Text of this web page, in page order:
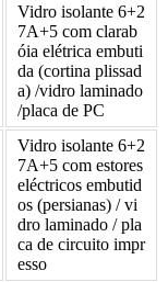
Vidro isolante 6+2
7A+5 com clarab
óia elétrica embuti
da (cortina plissad
a) /vidro laminado
/placa de PC
Vidro isolante 6+2
7A+5 com estores
eléctricos embutid
os (persianas) / vi
dro laminado / pla
ca de circuito impr
esso